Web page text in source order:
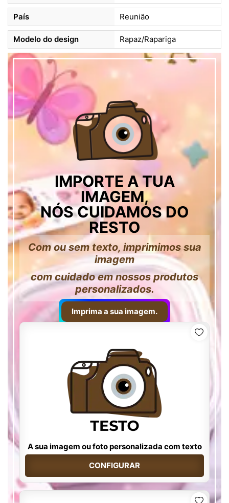
País Reunião
Modelo do design Rapaz/Rapariga
IMPORTE A TUA
IMAGEM,
NÓS CUIDAMOS DO
RESTO
Com ou sem texto, imprimimos sua
imagem
com cuidado em nossos produtos
personalizados.
Imprima a sua imagem.
A sua imagem ou foto personalizada com texto
CONFIGURAR